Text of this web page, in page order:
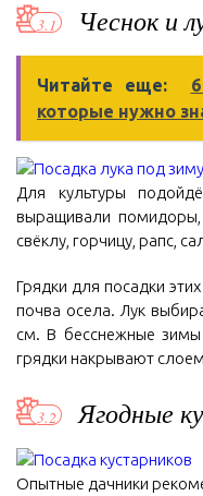
Чеснок и
Читайте еще:
которые нужно
Для культуры
выращивали помидоры,
свёклу, горчицу, рапс,
Грядки для посадки
почва осела. Лук
см. В бесснежные
грядки накрывают
Ягодные
Опытные дачники